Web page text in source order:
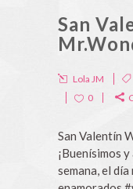
San
Lola JM
0
San Valentín
¡Buenísimos
semana, el